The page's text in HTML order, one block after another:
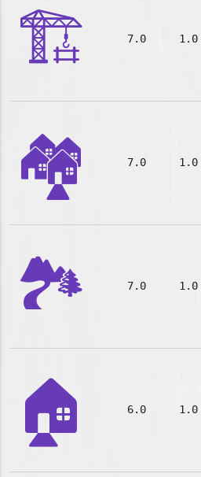
🏗️ 7.0 1.0
🏘️ 7.0 1.0
🏞️ 7.0 1.0
🏠 6.0 1.0